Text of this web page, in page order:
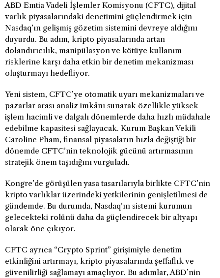
ABD Emtia Vadeli İşlemler Komisyonu (CFTC), dijital
varlık piyasalarındaki denetimini güçlendirmek için
Nasdaq’ın gelişmiş gözetim sistemini devreye aldığını
duyurdu. Bu adım, kripto piyasalarında artan
dolandırıcılık, manipülasyon ve kötüye kullanım
risklerine karşı daha etkin bir denetim mekanizması
oluşturmayı hedefliyor.
Yeni sistem, CFTC’ye otomatik uyarı mekanizmaları ve
pazarlar arası analiz imkânı sunarak özellikle yüksek
işlem hacimli ve dalgalı dönemlerde daha hızlı müdahale
edebilme kapasitesi sağlayacak. Kurum Başkan Vekili
Caroline Pham, finansal piyasaların hızla değiştiği bir
dönemde CFTC’nin teknolojik gücünü artırmasının
stratejik önem taşıdığını vurguladı.
Kongre’de görüşülen yasa tasarılarıyla birlikte CFTC’nin
kripto varlıklar üzerindeki yetkilerinin genişletilmesi de
gündemde. Bu durumda, Nasdaq’ın sistemi kurumun
gelecekteki rolünü daha da güçlendirecek bir altyapı
olarak öne çıkıyor.
CFTC ayrıca “Crypto Sprint” girişimiyle denetim
etkinliğini artırmayı, kripto piyasalarında şeffaflık ve
güvenilirliği sağlamayı amaçlıyor. Bu adımlar, ABD’nin